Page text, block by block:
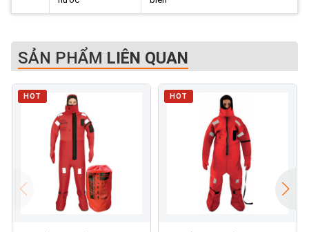
SẢN PHẨM LIÊN QUAN
HOT HOT